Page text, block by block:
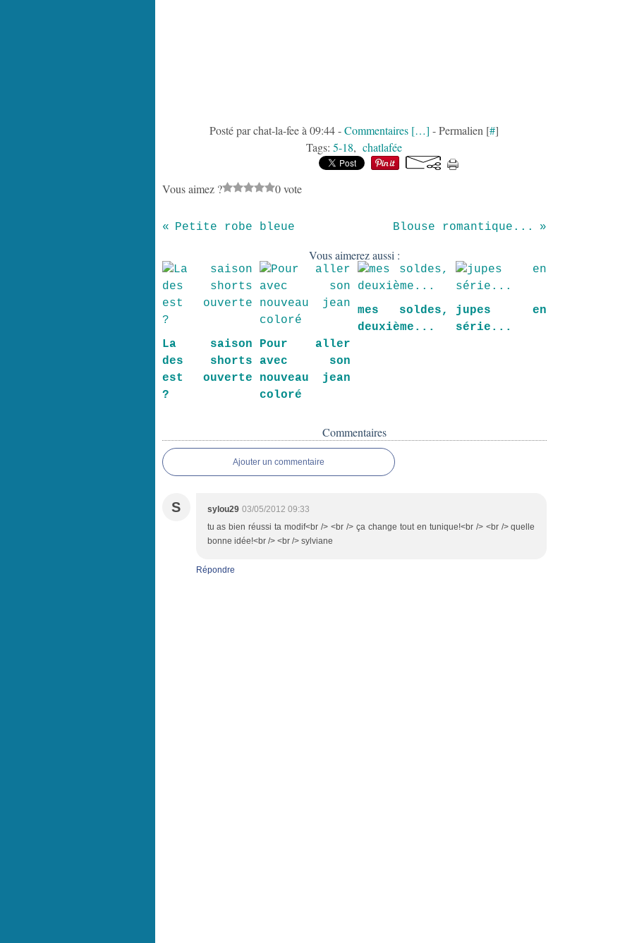
Posté par chat-la-fee à 09:44 -Commentaires […] - Permalien [#]
Tags: 5-18, chatlafée
Vous aimez ? 0 vote
Petite robe bleue Blouse romantique...
Vous aimerez aussi :
La saison
des shorts
est ouverte
?
Pour aller
avec son
nouveau jean
coloré
mes soldes,
deuxième...
jupes en
série...
Commentaires
Ajouter un commentaire
S sylou29 03/05/2012 09:33
tu as bien réussi ta modif<br /> <br /> ça change tout en tunique!<br /> <br /> quelle
bonne idée!<br /> <br /> sylviane
Répondre